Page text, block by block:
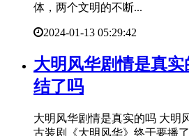
体，两个文明的不断...
2024-01-13 05:29:42
大明风华剧情是真
结了吗
大明风华剧情是真实的吗 大明
古装剧《大明风华》终于要播